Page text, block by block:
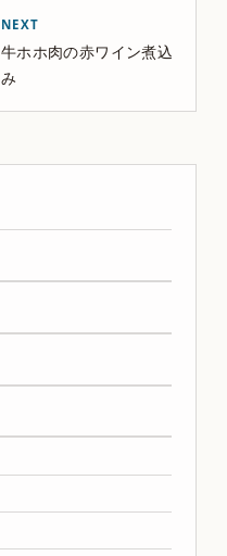
NEXT
牛ホホ肉の赤ワイン煮込
み